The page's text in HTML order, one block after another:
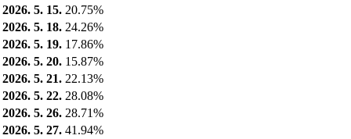
2026. 5. 15. 20.75%
2026. 5. 18. 24.26%
2026. 5. 19. 17.86%
2026. 5. 20. 15.87%
2026. 5. 21. 22.13%
2026. 5. 22. 28.08%
2026. 5. 26. 28.71%
2026. 5. 27. 41.94%